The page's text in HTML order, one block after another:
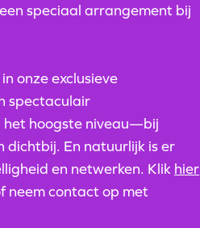
speciaal arrangement bij
onze exclusieve
spectaculair
het hoogste niveau—bij
dichtbij. En natuurlijk is er
en netwerken. Klik hier
neem contact op met